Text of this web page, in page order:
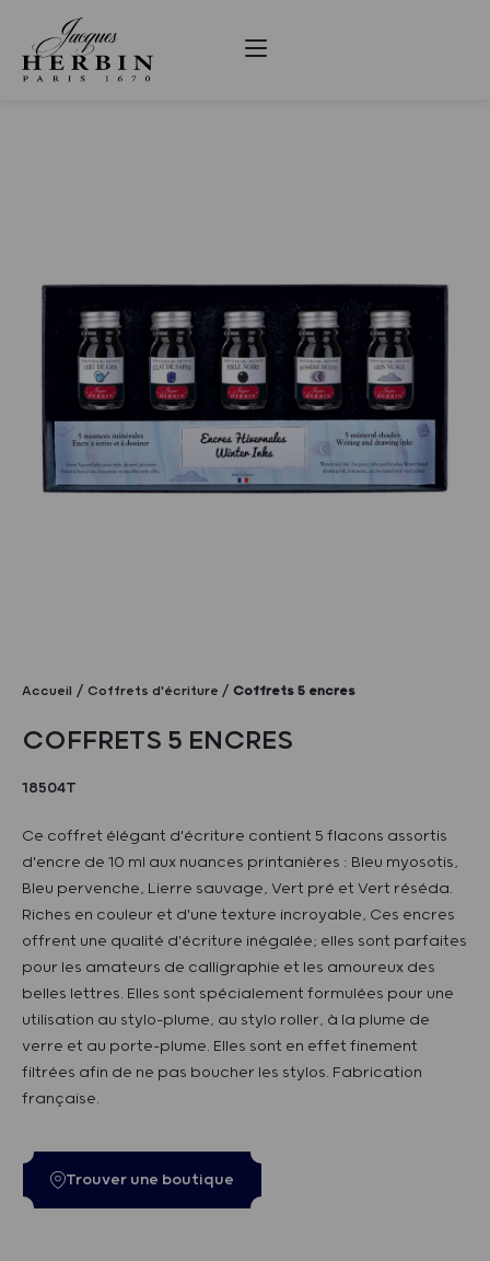
Accueil Coffrets d'écriture Coffrets 5 encres
COFFRETS 5 ENCRES
18504T
Ce coffret élégant d'écriture contient 5 flacons assortis
d'encre de 10 ml aux nuances printanières : Bleu myosotis,
Bleu pervenche, Lierre sauvage, Vert pré et Vert réséda.
Riches en couleur et d'une texture incroyable, Ces encres
offrent une qualité d'écriture inégalée; elles sont parfaites
pour les amateurs de calligraphie et les amoureux des
belles lettres. Elles sont spécialement formulées pour une
utilisation au stylo-plume, au stylo roller, à la plume de
verre et au porte-plume. Elles sont en effet finement
filtrées afin de ne pas boucher les stylos. Fabrication
française.
Trouver une boutique